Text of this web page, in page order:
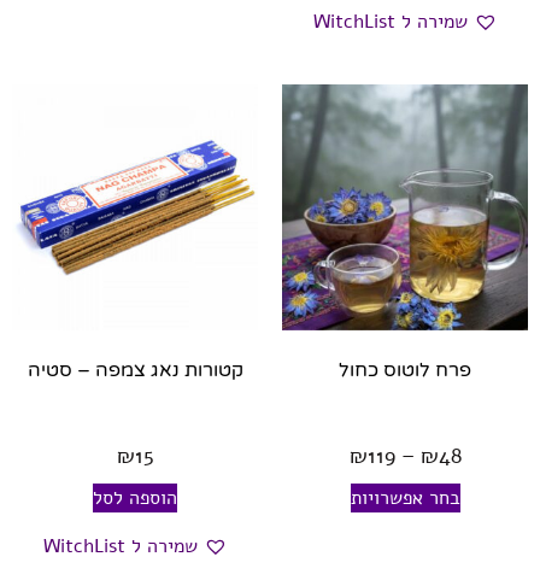
שמירה ל WitchList
פרח לוטוס כחול
₪48
–
₪119
בחר אפשרויות
קטורות נאג צמפה – סטיה
₪15
הוספה לסל
שמירה ל WitchList